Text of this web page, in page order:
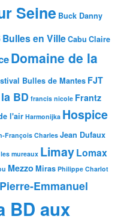
Seine Buck Danny
Bulles en VilleCabu Claire
Domaine de la
Bulles de Mantes FJT
BD francis nicole Frantz
l'air Harmonijka Hospice
François Charles Jean Dufaux
les mureaux LimayLomax
Mezzo Miras Philippe Charlot
Pierre-Emmanuel
BD aux